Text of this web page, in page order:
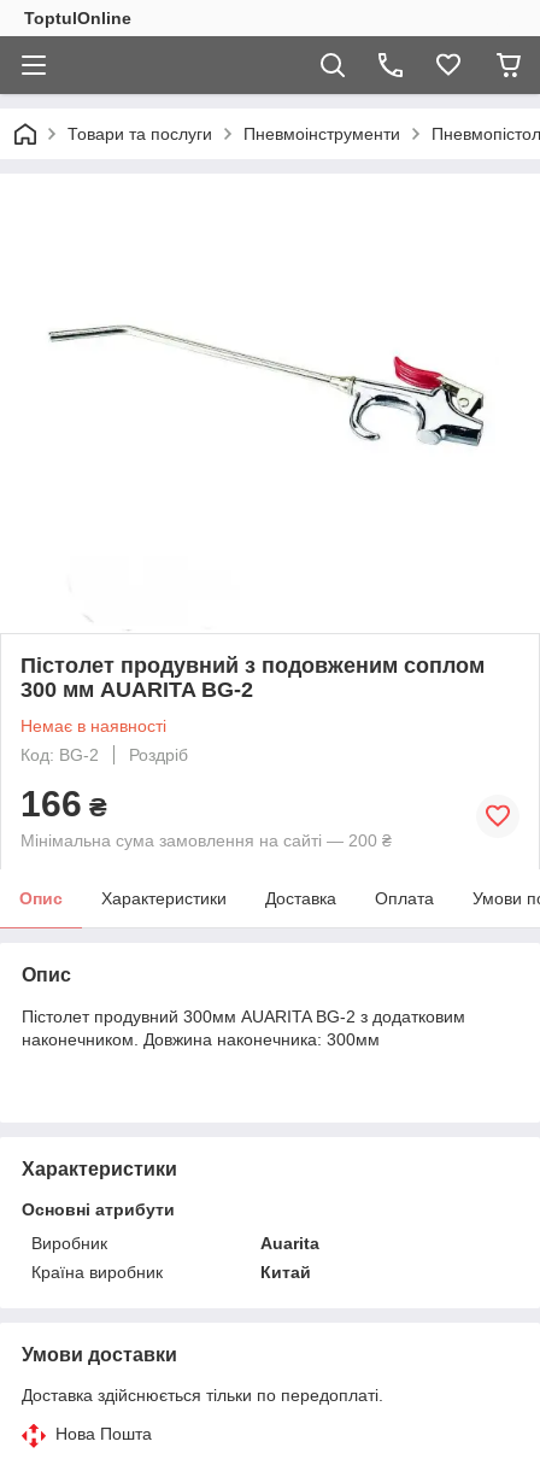
ToptulOnline
Товари та послуги Пневмоінструменти
Пістолет продувний з подовженим соплом
300 мм AUARITA BG-2
Немає в наявності
Код: BG-2
Роздріб
166 ₴
Мінімальна сума замовлення на сайті — 200 ₴
Опис Характеристики Доставка Оплата Умови
Опис
Пістолет продувний 300мм AUARITA BG-2 з додатковим
наконечником. Довжина наконечника: 300мм
Характеристики
Основні атрибути
Виробник
Auarita
Країна виробник
Китай
Умови доставки
Доставка здійснюється тільки по передоплаті.
Нова Пошта